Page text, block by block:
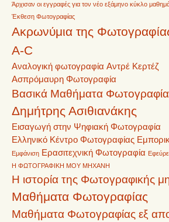
Άρχισαν οι εγγραφές για τον νέο εξάμηνο κύκλο
Έκθεση Φωτογραφίας
Ακρωνύμια της
A-C
Αναλογική φωτογραφία Αντρέ Κερτέζ
Ασπρόμαυρη Φωτογραφία
Βασικά Μαθήματα
Δημήτρης Ασιθιανάκης
Εισαγωγή στην Ψηφιακή Φωτογραφία
Ελληνικό Κέντρο Φωτογραφίας
Εμφάνιση Ερασιτεχνική Φωτογραφία
Η ΦΩΤΟΓΡΑΦΙΚΗ ΜΟΥ ΜΗΧΑΝΗ
Η ιστορία της Φωτογραφικής
Μαθήματα Φωτογραφίας
Μαθήματα Φωτογραφίας εξ